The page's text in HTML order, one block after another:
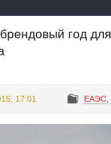
год для
17:01 ЕАЭС